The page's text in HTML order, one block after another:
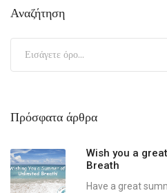
Αναζήτηση
Πρόσφατα άρθρα
Wish you a
Breath
Have a great